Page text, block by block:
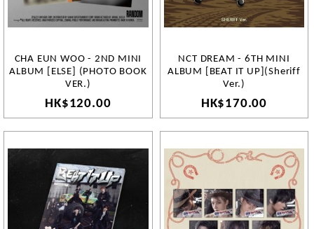
CHA EUN WOO - 2ND MINI
ALBUM [ELSE] (PHOTO BOOK
VER.)
HK$120.00
NCT DREAM - 6TH MINI
ALBUM [BEAT IT UP](Sheriff
Ver.)
HK$170.00